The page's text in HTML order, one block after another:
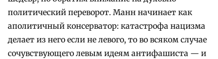
политический переворот. Манн начинает как
аполитичный консерватор: катастрофа нацизма
делает из него если не левого, то во всяком случае
сочувствующего левым идеям антифашиста — и